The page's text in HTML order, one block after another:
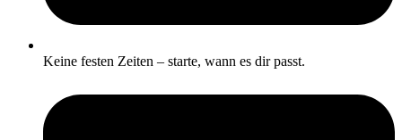
Keine festen Zeiten – starte, wann es dir passt.